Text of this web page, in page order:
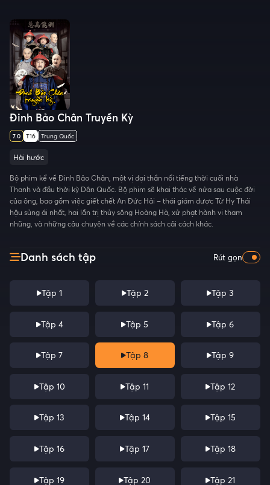
Đinh Bảo Chân Truyền Kỳ
7.0 T16 Trung Quốc
Hài hước
Bộ phim kể về Đinh Bảo Chân, một vị đại thần nổi tiếng thời cuối nhà
Thanh và đầu thời kỳ Dân Quốc. Bộ phim sẽ khai thác về nửa sau cuộc đời
của ông, bao gồm việc giết chết An Đức Hải – thái giám được Từ Hy Thái
hậu sủng ái nhất, hai lần trị thủy sông Hoàng Hà, xử phạt hành vi tham
nhũng, và những câu chuyện về các chính sách cải cách khác.
Danh sách tập Rút gọn
Tập 1 Tập 2 Tập 3
Tập 4 Tập 5 Tập 6
Tập 7 Tập 8 Tập 9
Tập 10 Tập 11 Tập 12
Tập 13 Tập 14 Tập 15
Tập 16 Tập 17 Tập 18
Tập 19 Tập 20 Tập 21